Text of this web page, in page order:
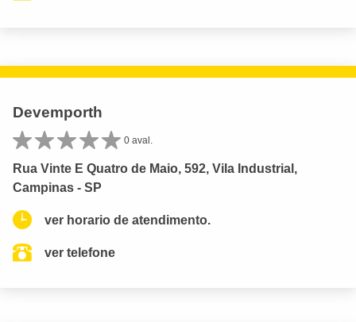
Devemporth
0 aval.
Rua Vinte E Quatro de Maio, 592, Vila Industrial,
Campinas - SP
ver horario de atendimento.
ver telefone